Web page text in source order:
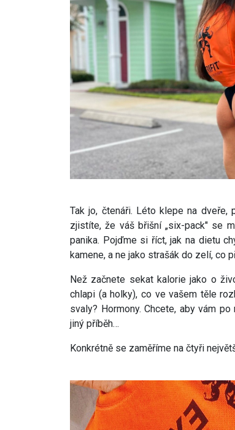
Tak jo, čtenáři. Léto klepe na
zjistíte, že váš břišní „six-pack" se
panika. Pojďme si říct, jak na dietu
kamene, a ne jako strašák do zelí, co
Než začnete sekat kalorie jako o
chlapi (a holky), co ve vašem těle
svaly? Hormony. Chcete, aby vám
jiný příběh…
Konkrétně se zaměříme na čtyři